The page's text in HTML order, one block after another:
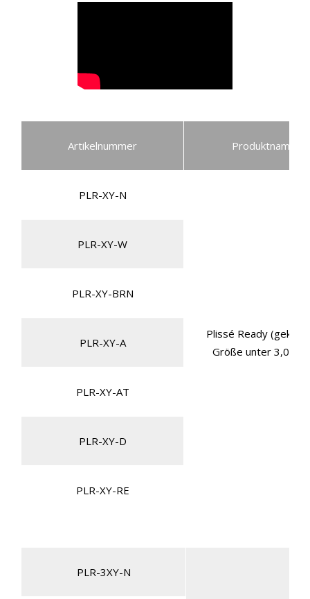
Artikelnummer Produktname
PLR-XY-N
Plissé Ready
Größe unter 3,00
PLR-XY-W
PLR-XY-BRN
PLR-XY-A
PLR-XY-AT
PLR-XY-D
PLR-XY-RE
PLR-3XY-N